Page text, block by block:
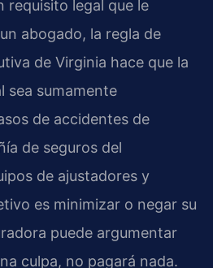
requisito legal que le
abogado, la regla de
de Virginia hace que la
sea sumamente
de accidentes de
de seguros del
de ajustadores y
es minimizar o negar su
puede argumentar
culpa, no pagará nada.